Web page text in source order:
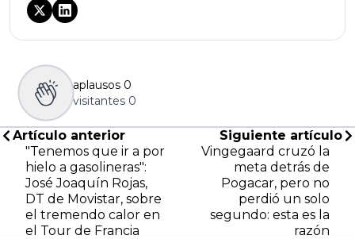
aplausos 0
visitantes 0
Artículo anterior
"Tenemos que ir a por
hielo a gasolineras":
José Joaquín Rojas,
DT de Movistar, sobre
el tremendo calor en
el Tour de Francia
Siguiente artículo
Vingegaard cruzó la
meta detrás de
Pogacar, pero no
perdió un solo
segundo: esta es la
razón